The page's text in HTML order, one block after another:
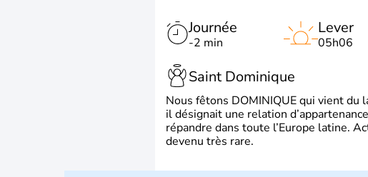
Journée
-2 min
Lever
05h06
Saint Dominique
Nous fêtons DOMINIQUE qui vient du
il désignait une relation
répandre dans toute l’Europe latine.
devenu très rare.